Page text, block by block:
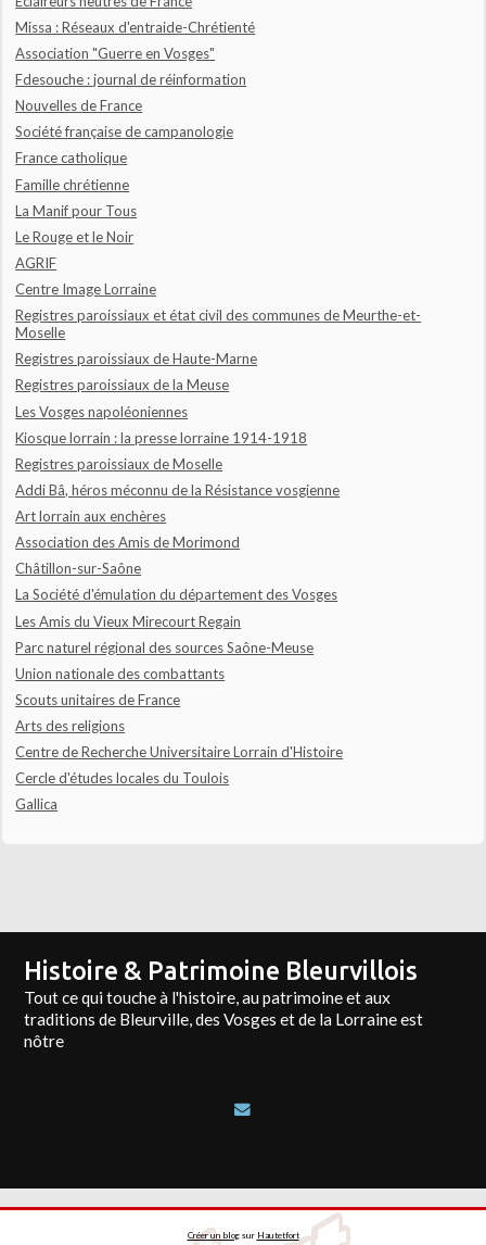
Missa : Réseaux d'entraide-Chrétienté
Association "Guerre en Vosges"
Fdesouche : journal de réinformation
Nouvelles de France
Société française de campanologie
France catholique
Famille chrétienne
La Manif pour Tous
Le Rouge et le Noir
AGRIF
Centre Image Lorraine
Registres paroissiaux et état civil des communes de Meurthe-et-
Moselle
Registres paroissiaux de Haute-Marne
Registres paroissiaux de la Meuse
Les Vosges napoléoniennes
Kiosque lorrain : la presse lorraine 1914-1918
Registres paroissiaux de Moselle
Addi Bâ, héros méconnu de la Résistance vosgienne
Art lorrain aux enchères
Association des Amis de Morimond
Châtillon-sur-Saône
La Société d'émulation du département des Vosges
Les Amis du Vieux Mirecourt Regain
Parc naturel régional des sources Saône-Meuse
Union nationale des combattants
Scouts unitaires de France
Arts des religions
Centre de Recherche Universitaire Lorrain d'Histoire
Cercle d'études locales du Toulois
Gallica
Histoire & Patrimoine Bleurvillois
Tout ce qui touche à l'histoire, au patrimoine et aux
traditions de Bleurville, des Vosges et de la Lorraine est
nôtre
Créer un blogsur Hautetfort